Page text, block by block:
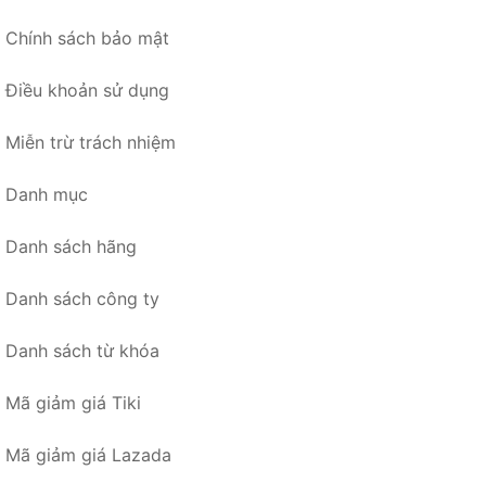
Chính sách bảo mật
Điều khoản sử dụng
Miễn trừ trách nhiệm
Danh mục
Danh sách hãng
Danh sách công ty
Danh sách từ khóa
Mã giảm giá Tiki
Mã giảm giá Lazada